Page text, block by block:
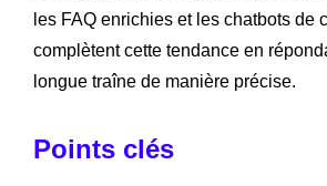
les FAQ enrichies et les chatbots de
complètent cette tendance en
longue traîne de manière précise.
Points clés